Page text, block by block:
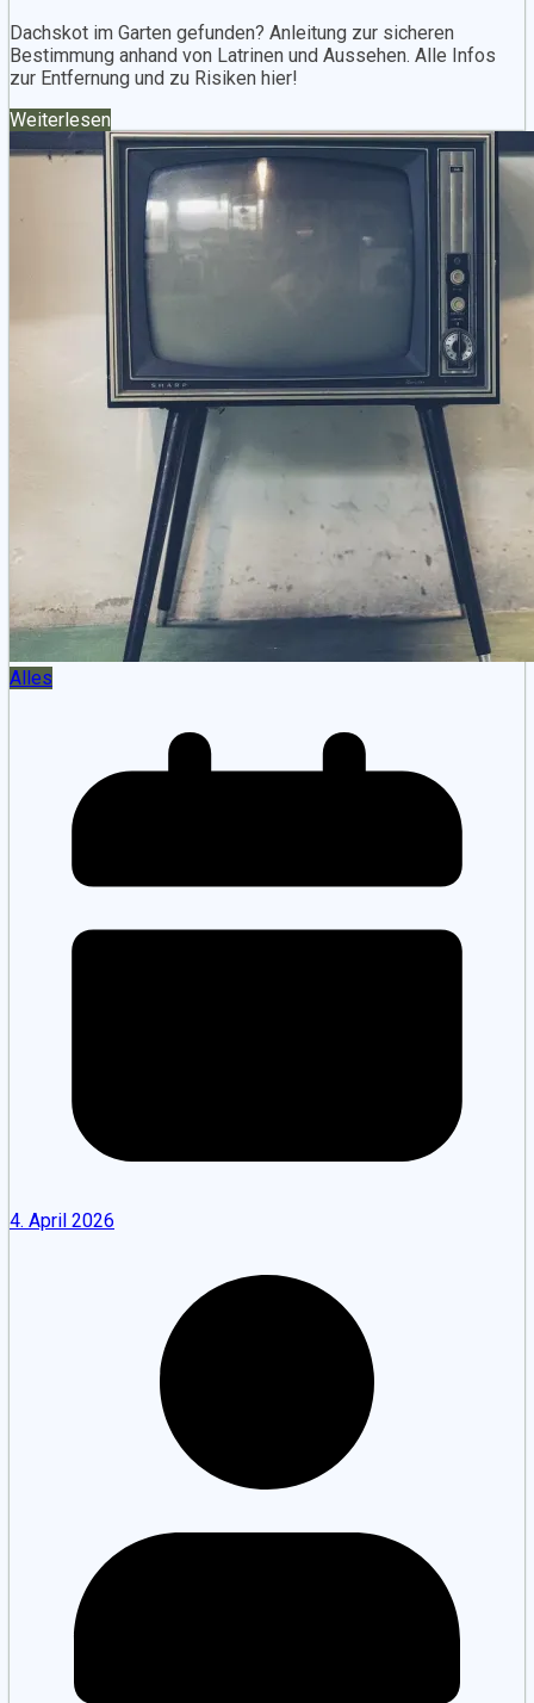
Dachskot im Garten gefunden? Anleitung zur sicheren
Bestimmung anhand von Latrinen und Aussehen. Alle Infos
zur Entfernung und zu Risiken hier!
Weiterlesen
Alles
4. April 2026